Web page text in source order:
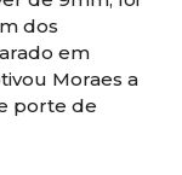
dos
em
Moraes a
porte de